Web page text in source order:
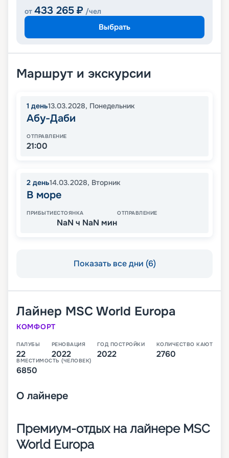
от 433 265 ₽ /чел
Выбрать
Маршрут и экскурсии
1 день13.03.2028, Понедельник
Абу-Даби
ОТПРАВЛЕНИЕ
21:00
2 день14.03.2028, Вторник
В море
ПРИБЫТИЕСТОЯНКА
NaN ч NaN мин
ОТПРАВЛЕНИЕ
Показать все дни (6)
Лайнер MSC World Europa
КОМФОРТ
ПАЛУБЫ
22
РЕНОВАЦИЯ
2022
ГОД ПОСТРОЙКИ
2022
КОЛИЧЕСТВО КАЮТ
2760
ВМЕСТИМОСТЬ (ЧЕЛОВЕК)
6850
О лайнере
Премиум-отдых на лайнере MSC
World Europa